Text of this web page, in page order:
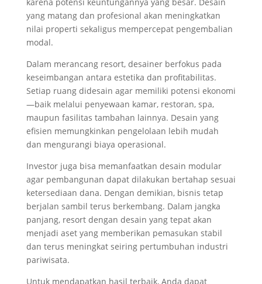
yang matang dan profesional akan meningkatkan
nilai properti sekaligus mempercepat pengembalian
modal.
Dalam merancang resort, desainer berfokus pada
keseimbangan antara estetika dan profitabilitas.
Setiap ruang didesain agar memiliki potensi ekonomi
—baik melalui penyewaan kamar, restoran, spa,
maupun fasilitas tambahan lainnya. Desain yang
efisien memungkinkan pengelolaan lebih mudah
dan mengurangi biaya operasional.
Investor juga bisa memanfaatkan desain modular
agar pembangunan dapat dilakukan bertahap sesuai
ketersediaan dana. Dengan demikian, bisnis tetap
berjalan sambil terus berkembang. Dalam jangka
panjang, resort dengan desain yang tepat akan
menjadi aset yang memberikan pemasukan stabil
dan terus meningkat seiring pertumbuhan industri
pariwisata.
Untuk mendapatkan hasil terbaik, Anda dapat